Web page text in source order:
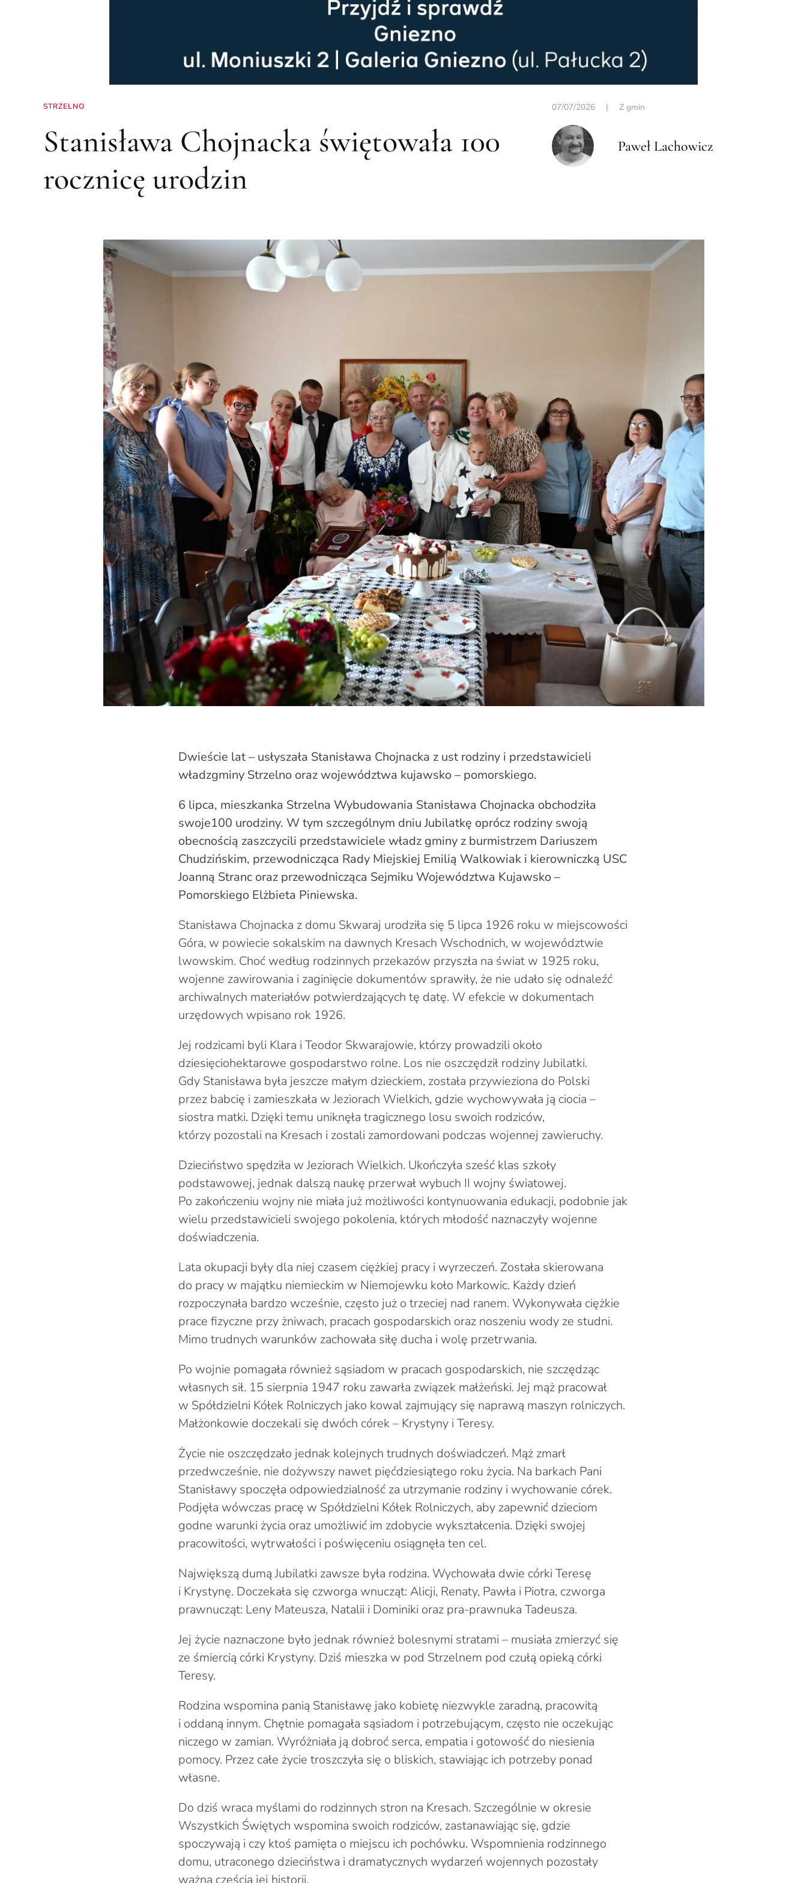
STRZELNO
Stanisława Chojnacka świętowała 100
rocznicę urodzin
07/07/2026| Z gmin
Paweł Lachowicz
Dwieście lat – usłyszała Stanisława Chojnacka z ust rodziny i przedstawicieli
władzgminy Strzelno oraz województwa kujawsko – pomorskiego.
6 lipca, mieszkanka Strzelna Wybudowania Stanisława Chojnacka obchodziła
swoje100 urodziny. W tym szczególnym dniu Jubilatkę oprócz rodziny swoją
obecnością zaszczycili przedstawiciele władz gminy z burmistrzem Dariuszem
Chudzińskim, przewodnicząca Rady Miejskiej Emilią Walkowiak i kierowniczką USC
Joanną Stranc oraz przewodnicząca Sejmiku Województwa Kujawsko –
Pomorskiego Elżbieta Piniewska.
Stanisława Chojnacka z domu Skwaraj urodziła się 5 lipca 1926 roku w miejscowości
Góra, w powiecie sokalskim na dawnych Kresach Wschodnich, w województwie
lwowskim. Choć według rodzinnych przekazów przyszła na świat w 1925 roku,
wojenne zawirowania i zaginięcie dokumentów sprawiły, że nie udało się odnaleźć
archiwalnych materiałów potwierdzających tę datę. W efekcie w dokumentach
urzędowych wpisano rok 1926.
Jej rodzicami byli Klara i Teodor Skwarajowie, którzy prowadzili około
dziesięciohektarowe gospodarstwo rolne. Los nie oszczędził rodziny Jubilatki.
Gdy Stanisława była jeszcze małym dzieckiem, została przywieziona do Polski
przez babcię i zamieszkała w Jeziorach Wielkich, gdzie wychowywała ją ciocia –
siostra matki. Dzięki temu uniknęła tragicznego losu swoich rodziców,
którzy pozostali na Kresach i zostali zamordowani podczas wojennej zawieruchy.
Dzieciństwo spędziła w Jeziorach Wielkich. Ukończyła sześć klas szkoły
podstawowej, jednak dalszą naukę przerwał wybuch II wojny światowej.
Po zakończeniu wojny nie miała już możliwości kontynuowania edukacji, podobnie jak
wielu przedstawicieli swojego pokolenia, których młodość naznaczyły wojenne
doświadczenia.
Lata okupacji były dla niej czasem ciężkiej pracy i wyrzeczeń. Została skierowana
do pracy w majątku niemieckim w Niemojewku koło Markowic. Każdy dzień
rozpoczynała bardzo wcześnie, często już o trzeciej nad ranem. Wykonywała ciężkie
prace fizyczne przy żniwach, pracach gospodarskich oraz noszeniu wody ze studni.
Mimo trudnych warunków zachowała siłę ducha i wolę przetrwania.
Po wojnie pomagała również sąsiadom w pracach gospodarskich, nie szczędząc
własnych sił. 15 sierpnia 1947 roku zawarła związek małżeński. Jej mąż pracował
w Spółdzielni Kółek Rolniczych jako kowal zajmujący się naprawą maszyn rolniczych.
Małżonkowie doczekali się dwóch córek – Krystyny i Teresy.
Życie nie oszczędzało jednak kolejnych trudnych doświadczeń. Mąż zmarł
przedwcześnie, nie dożywszy nawet pięćdziesiątego roku życia. Na barkach Pani
Stanisławy spoczęła odpowiedzialność za utrzymanie rodziny i wychowanie córek.
Podjęła wówczas pracę w Spółdzielni Kółek Rolniczych, aby zapewnić dzieciom
godne warunki życia oraz umożliwić im zdobycie wykształcenia. Dzięki swojej
pracowitości, wytrwałości i poświęceniu osiągnęła ten cel.
Największą dumą Jubilatki zawsze była rodzina. Wychowała dwie córki Teresę
i Krystynę. Doczekała się czworga wnucząt: Alicji, Renaty, Pawła i Piotra, czworga
prawnucząt: Leny Mateusza, Natalii i Dominiki oraz pra-prawnuka Tadeusza.
Jej życie naznaczone było jednak również bolesnymi stratami – musiała zmierzyć się
ze śmiercią córki Krystyny. Dziś mieszka w pod Strzelnem pod czułą opieką córki
Teresy.
Rodzina wspomina panią Stanisławę jako kobietę niezwykle zaradną, pracowitą
i oddaną innym. Chętnie pomagała sąsiadom i potrzebującym, często nie oczekując
niczego w zamian. Wyróżniała ją dobroć serca, empatia i gotowość do niesienia
pomocy. Przez całe życie troszczyła się o bliskich, stawiając ich potrzeby ponad
własne.
Do dziś wraca myślami do rodzinnych stron na Kresach. Szczególnie w okresie
Wszystkich Świętych wspomina swoich rodziców, zastanawiając się, gdzie
spoczywają i czy ktoś pamięta o miejscu ich pochówku. Wspomnienia rodzinnego
domu, utraconego dzieciństwa i dramatycznych wydarzeń wojennych pozostały
ważną częścią jej historii.